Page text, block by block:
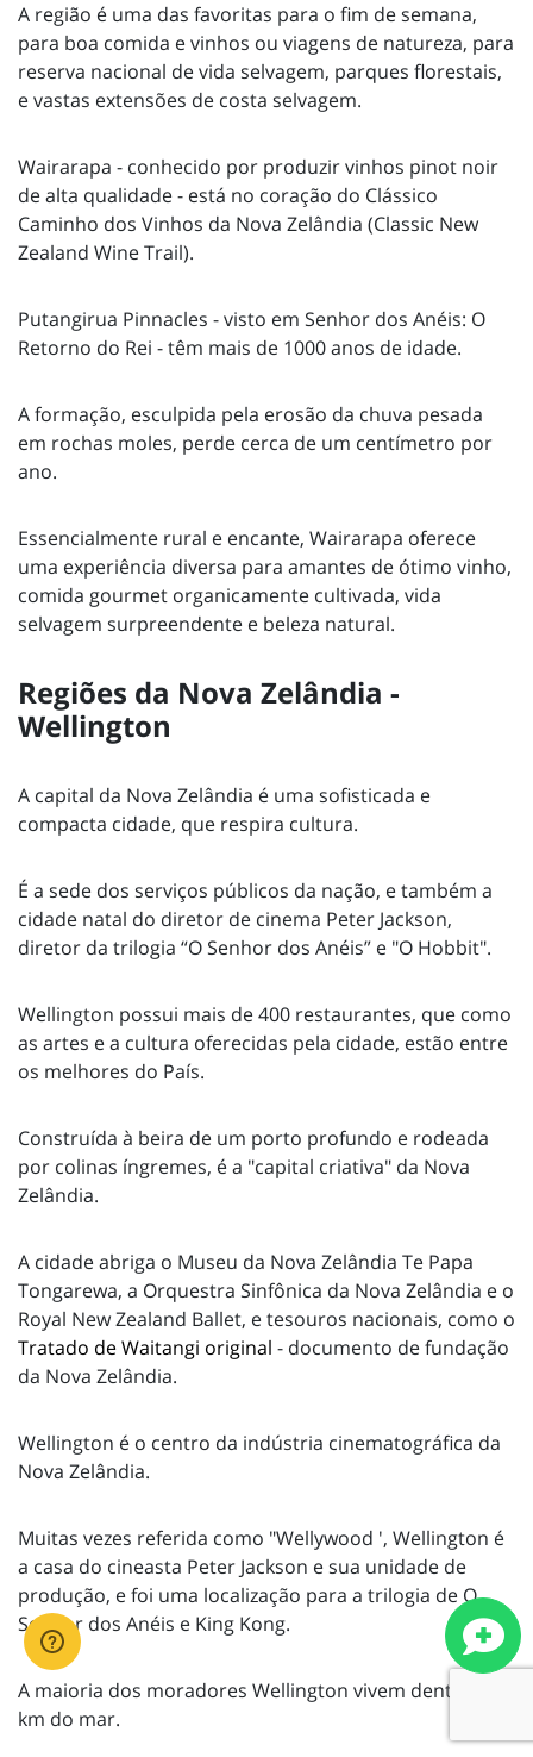
A região é uma das favoritas para o fim de semana,
para boa comida e vinhos ou viagens de natureza, para
reserva nacional de vida selvagem, parques florestais,
e vastas extensões de costa selvagem.
Wairarapa - conhecido por produzir vinhos pinot noir
de alta qualidade - está no coração do Clássico
Caminho dos Vinhos da Nova Zelândia (Classic New
Zealand Wine Trail).
Putangirua Pinnacles - visto em Senhor dos Anéis: O
Retorno do Rei - têm mais de 1000 anos de idade.
A formação, esculpida pela erosão da chuva pesada
em rochas moles, perde cerca de um centímetro por
ano.
Essencialmente rural e encante, Wairarapa oferece
uma experiência diversa para amantes de ótimo vinho,
comida gourmet organicamente cultivada, vida
selvagem surpreendente e beleza natural.
Regiões da Nova Zelândia -
Wellington
A capital da Nova Zelândia é uma sofisticada e
compacta cidade, que respira cultura.
É a sede dos serviços públicos da nação, e também a
cidade natal do diretor de cinema Peter Jackson,
diretor da trilogia “O Senhor dos Anéis” e "O Hobbit".
Wellington possui mais de 400 restaurantes, que como
as artes e a cultura oferecidas pela cidade, estão entre
os melhores do País.
Construída à beira de um porto profundo e rodeada
por colinas íngremes, é a "capital criativa" da Nova
Zelândia.
A cidade abriga o Museu da Nova Zelândia Te Papa
Tongarewa, a Orquestra Sinfônica da Nova Zelândia e o
Royal New Zealand Ballet, e tesouros nacionais, como o
Tratado de Waitangi original - documento de fundação
da Nova Zelândia.
Wellington é o centro da indústria cinematográfica da
Nova Zelândia.
Muitas vezes referida como "Wellywood ', Wellington é
a casa do cineasta Peter Jackson e sua unidade de
produção, e foi uma localização para a trilogia de O
Senhor dos Anéis e King Kong.
A maioria dos moradores Wellington vivem dentro de 3
km do mar.